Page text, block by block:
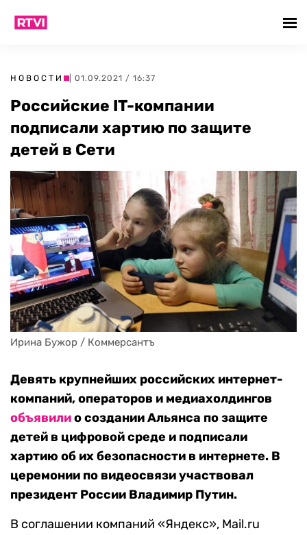
НОВОСТИ | 01.09.2021 / 16:37
Российские IT-компании
подписали хартию по защите
детей в Сети
Ирина Бужор / Коммерсантъ
Девять крупнейших российских интернет-
компаний, операторов и медиахолдингов
объявилио создании Альянса по защите
детей в цифровой среде и подписали
хартию об их безопасности в интернете. В
церемонии по видеосвязи участвовал
президент России Владимир Путин.
В соглашении компаний «Яндекс», Mail.ru